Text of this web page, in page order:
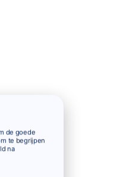
de goede
te begrijpen
na